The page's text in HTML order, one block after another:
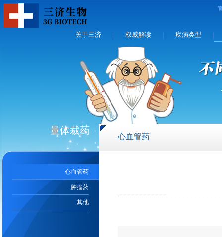
关于三济 权威解读 疾病类型
量体裁药
心血管药
肿瘤药
其他
心血管药